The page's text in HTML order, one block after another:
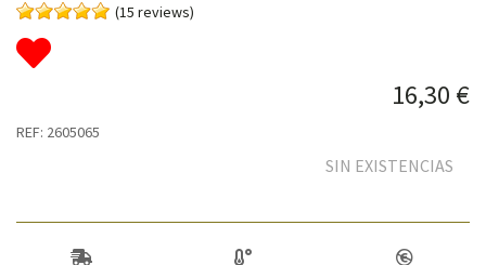
(15 reviews)
16,30 €
REF: 2605065
SIN EXISTENCIAS